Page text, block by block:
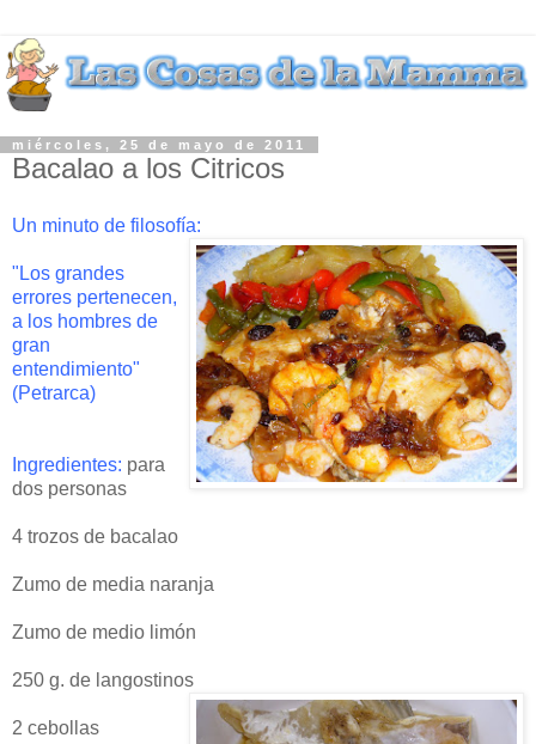
miércoles, 25 de mayo de 2011
Bacalao a los Citricos
Un minuto de filosofía:
"Los grandes
errores pertenecen,
a los hombres de
gran
entendimiento"
(Petrarca)
Ingredientes: para
dos personas
4 trozos de bacalao
Zumo de media naranja
Zumo de medio limón
250 g. de langostinos
2 cebollas